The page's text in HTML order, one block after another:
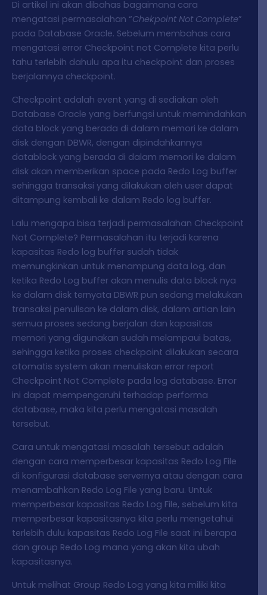
Di artikel ini akan dibahas bagaimana cara
mengatasi permasalahan “Chekpoint Not Complete”
pada Database Oracle. Sebelum membahas cara
mengatasi error Checkpoint not Complete kita perlu
tahu terlebih dahulu apa itu checkpoint dan proses
berjalannya checkpoint.
Checkpoint adalah event yang di sediakan oleh
Database Oracle yang berfungsi untuk memindahkan
data block yang berada di dalam memori ke dalam
disk dengan DBWR, dengan dipindahkannya
datablock yang berada di dalam memori ke dalam
disk akan memberikan space pada Redo Log buffer
sehingga transaksi yang dilakukan oleh user dapat
ditampung kembali ke dalam Redo log buffer.
Lalu mengapa bisa terjadi permasalahan Checkpoint
Not Complete? Permasalahan itu terjadi karena
kapasitas Redo log buffer sudah tidak
memungkinkan untuk menampung data log, dan
ketika Redo Log buffer akan menulis data block nya
ke dalam disk ternyata DBWR pun sedang melakukan
transaksi penulisan ke dalam disk, dalam artian lain
semua proses sedang berjalan dan kapasitas
memori yang digunakan sudah melampaui batas,
sehingga ketika proses checkpoint dilakukan secara
otomatis system akan menuliskan error report
Checkpoint Not Complete pada log database. Error
ini dapat mempengaruhi terhadap performa
database, maka kita perlu mengatasi masalah
tersebut.
Cara untuk mengatasi masalah tersebut adalah
dengan cara memperbesar kapasitas Redo Log File
di konfigurasi database servernya atau dengan cara
menambahkan Redo Log File yang baru. Untuk
memperbesar kapasitas Redo Log File, sebelum kita
memperbesar kapasitasnya kita perlu mengetahui
terlebih dulu kapasitas Redo Log File saat ini berapa
dan group Redo Log mana yang akan kita ubah
kapasitasnya.
Untuk melihat Group Redo Log yang kita miliki kita